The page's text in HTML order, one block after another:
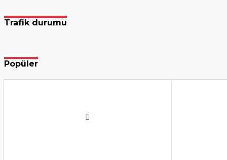
Trafik durumu
Popüler